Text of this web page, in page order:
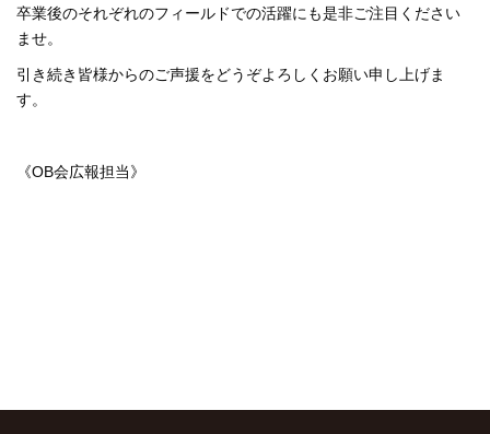
卒業後のそれぞれのフィールドでの活躍にも是非ご注目ください
ませ。
引き続き皆様からのご声援をどうぞよろしくお願い申し上げま
す。
《OB会広報担当》